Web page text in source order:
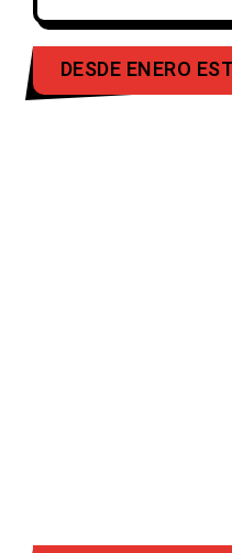
DESDE ENERO